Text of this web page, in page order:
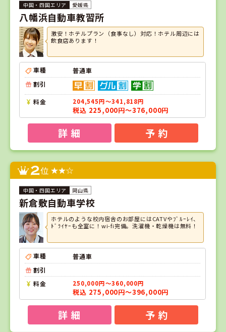
愛媛県
八幡浜自動車教習所
激安！ホテルプラン（食事なし）対応！ホテル周辺には
飲食店あります！
車種
普通車
割引
料金 204,545円～341,818円
税込 225,000円～376,000円
詳 細 予 約
2位
岡山県
新倉敷自動車学校
ホテルのような校内宿舎のお部屋にはCATVやﾌﾞﾙｰﾚｲ、
ﾄﾞﾗｲﾔｰも全室に！wi-fi完備。洗濯機・乾燥機は無料！
車種
普通車
割引
料金
250,000円～360,000円
税込 275,000円～396,000円
詳 細 予 約